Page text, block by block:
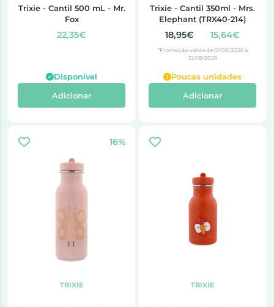
Trixie - Cantil 500 mL - Mr.
Fox
22,35€
Disponível
Adicionar
Trixie - Cantil 350ml - Mrs.
Elephant (TRX40-214)
18,95€ 15,64€
*Promoção válida de 01/08/2026 a
31/08/2026
Poucas unidades
Adicionar
16%
TRIXIE TRIXIE